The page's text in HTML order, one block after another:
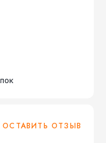
ОСТАВИТЬ ОТЗЫВ